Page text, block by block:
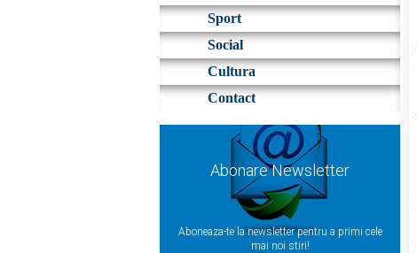
Sport
Social
Cultura
Contact
Abonare Newsletter
Aboneaza-te la newsletter pentru a primi cele
mai noi stiri!